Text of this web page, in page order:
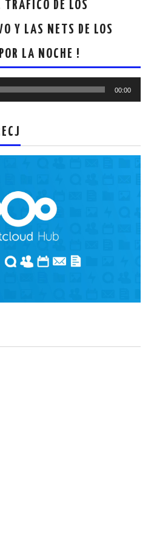
DE LOS
Y LAS NETS DE LOS
LA NOCHE !
00:00